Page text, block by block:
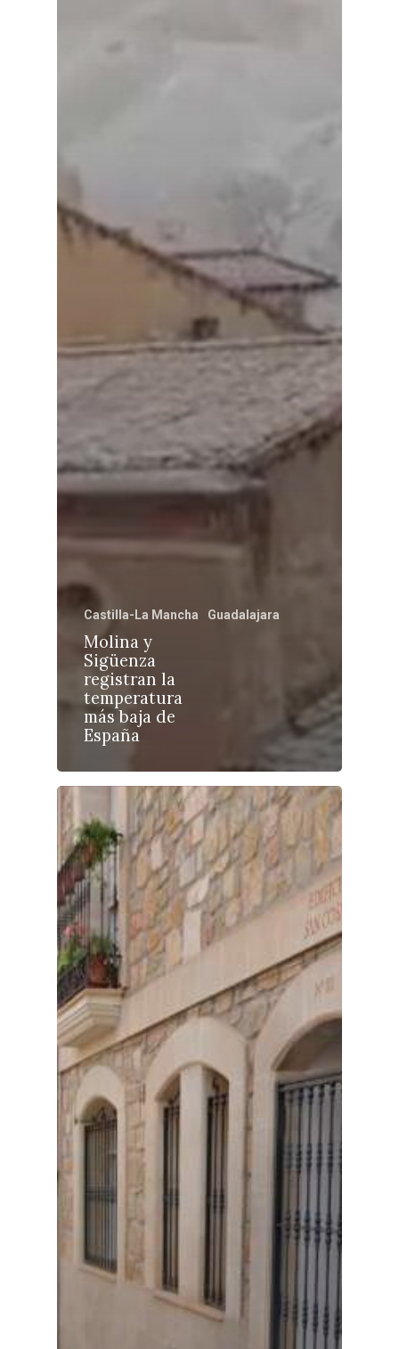
Castilla-La Mancha Guadalajara
Molina y
Sigüenza
registran la
temperatura
más baja de
España
Ciudad Real
Albacete
Cuenca
Guadalajara
Talavera
Economía
Educación
Cultura
Deportes
Sucesos
Medio Ambiente
Planeta Rural
Especiales
Política
Galerías